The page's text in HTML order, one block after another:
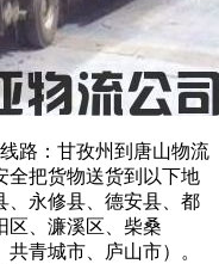
路：甘孜州到唐山物流
全把货物送货到以下地
、永修县、德安县、都
区、濂溪区、柴桑
青城市、庐山市）。